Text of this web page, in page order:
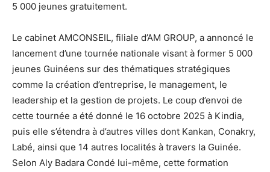
5 000 jeunes gratuitement.
Le cabinet AMCONSEIL, filiale d’AM GROUP, a annoncé le
lancement d’une tournée nationale visant à former 5 000
jeunes Guinéens sur des thématiques stratégiques
comme la création d’entreprise, le management, le
leadership et la gestion de projets. Le coup d’envoi de
cette tournée a été donné le 16 octobre 2025 à Kindia,
puis elle s’étendra à d’autres villes dont Kankan, Conakry,
Labé, ainsi que 14 autres localités à travers la Guinée.
Selon Aly Badara Condé lui-même, cette formation